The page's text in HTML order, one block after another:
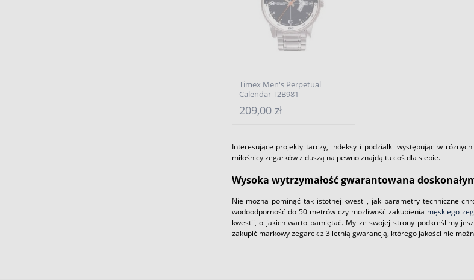
Timex Men's Perpetual
Calendar T2B981
209,00 zł
Interesujące projekty tarczy, indeksy i podziałki występując w
miłośnicy zegarków z duszą na pewno znajdą tu coś dla siebie.
Wysoka wytrzymałość gwarantowana
Nie można pominąć tak istotnej kwestii, jak parametry techniczne
wodoodporność do 50 metrów czy możliwość zakupienia męskiego
kwestii, o jakich warto pamiętać. My ze swojej strony podkreślimy
zakupić markowy zegarek z 3 letnią gwarancją, którego jakości nie